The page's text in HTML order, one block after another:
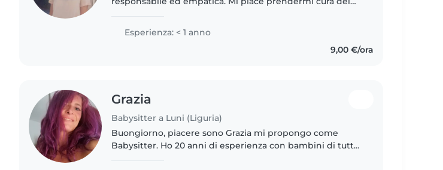
Con me i bambini..
Esperienza: < 1 anno
9,00 €/ora
Grazia
Babysitter a Luni (Liguria)
Buongiorno, piacere sono Grazia mi propongo come
Babysitter. Ho 20 anni di esperienza con bambini di tutte